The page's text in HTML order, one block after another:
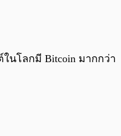
นโลกมี Bitcoin มากกว่า